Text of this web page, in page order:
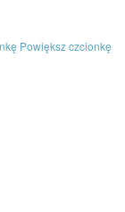
Powiększ czcionkę